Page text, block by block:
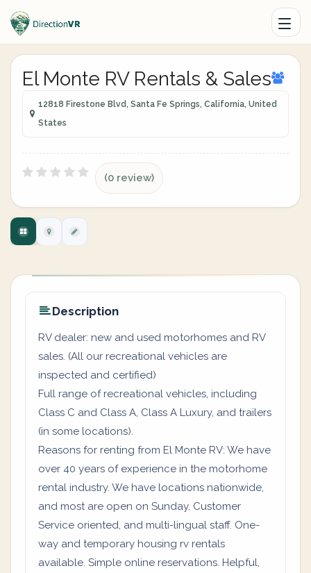
El Monte RV Rentals & Sales
12818 Firestone Blvd, Santa Fe Springs, California, United
States
(0 review)
Description
RV dealer: new and used motorhomes and RV
sales. (All our recreational vehicles are
inspected and certified)
Full range of recreational vehicles, including
Class C and Class A, Class A Luxury, and trailers
(in some locations).
Reasons for renting from El Monte RV: We have
over 40 years of experience in the motorhome
rental industry. We have locations nationwide,
and most are open on Sunday. Customer
Service oriented, and multi-lingual staff. One-
way and temporary housing rv rentals
available. Simple online reservations. Helpful,